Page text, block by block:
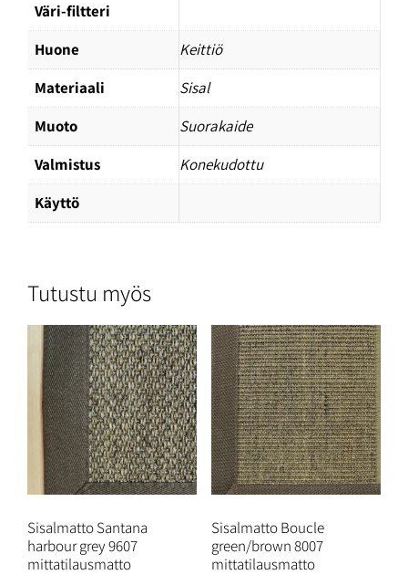
Väri-filtteri
Huone
Keittiö
Materiaali
Sisal
Muoto
Suorakaide
Valmistus
Konekudottu
Käyttö
Tutustu myös
Sisalmatto Santana
harbour grey 9607
mittatilausmatto
Sisalmatto Boucle
green/brown 8007
mittatilausmatto